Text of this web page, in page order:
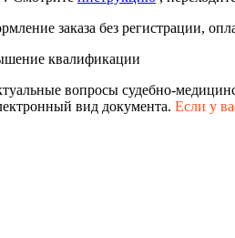
в
заказа без регистрации,
квалификации
вопросы судебно-
вид документа. Если у